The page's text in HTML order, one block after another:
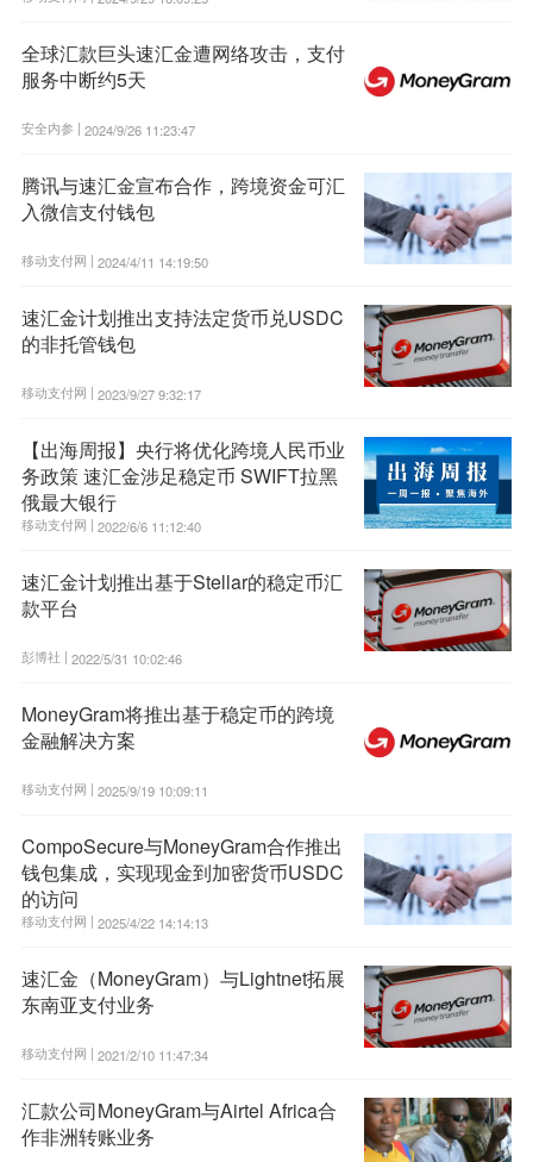
全球汇款巨头速汇金遭网络攻击，支付
服务中断约5天
安全内参 | 2024/9/26 11:23:47
腾讯与速汇金宣布合作，跨境资金可汇
入微信支付钱包
移动支付网 | 2024/4/11 14:19:50
速汇金计划推出支持法定货币兑USDC
的非托管钱包
移动支付网 | 2023/9/27 9:32:17
【出海周报】央行将优化跨境人民币业
务政策 速汇金涉足稳定币 SWIFT拉黑
俄最大银行
移动支付网 | 2022/6/6 11:12:40
速汇金计划推出基于Stellar的稳定币汇
款平台
彭博社 | 2022/5/31 10:02:46
MoneyGram将推出基于稳定币的跨境
金融解决方案
移动支付网 | 2025/9/19 10:09:11
CompoSecure与MoneyGram合作推出
钱包集成，实现现金到加密货币USDC
的访问
移动支付网 | 2025/4/22 14:14:13
速汇金（MoneyGram）与Lightnet拓展
东南亚支付业务
移动支付网 | 2021/2/10 11:47:34
汇款公司MoneyGram与Airtel Africa合
作非洲转账业务